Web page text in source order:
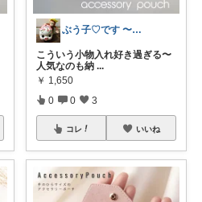
ぶう子♡です 〜感謝です〜
こういう小物入れ好き過ぎる〜
人気なのも納 ...
￥ 1,650
0 0 3
コレ いいね